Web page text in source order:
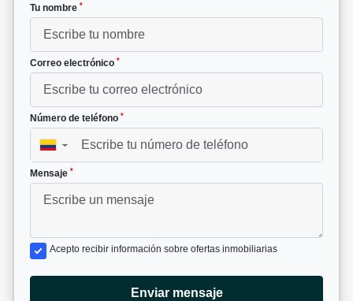
Tu nombre *
Correo electrónico *
Número de teléfono *
▼
Mensaje *
Acepto recibir información sobre ofertas inmobiliarias
Enviar mensaje